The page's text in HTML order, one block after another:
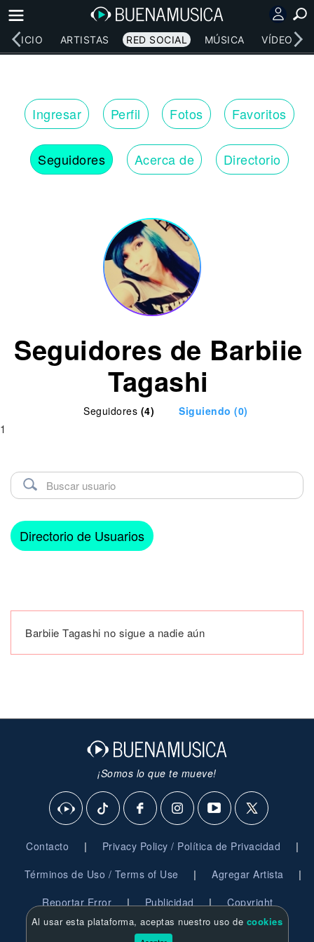
INICIO ARTISTAS RED SOCIAL MÚSICA VÍDEOS
Ingresar Perfil Fotos Favoritos
Seguidores Acerca de Directorio
Seguidores de Barbiie
Tagashi
Seguidores (4) Siguiendo (0)
1
Directorio de Usuarios
Barbiie Tagashi no sigue a nadie aún
¡Somos lo que te mueve!
Contacto | Privacy Policy / Política de Privacidad |
Términos de Uso / Terms of Use | Agregar Artista |
Reportar Error | Publicidad | Copyright
© 2026 BuenaMusica.com - Derechos Reservados
Al usar esta plataforma, aceptas nuestro uso de cookies